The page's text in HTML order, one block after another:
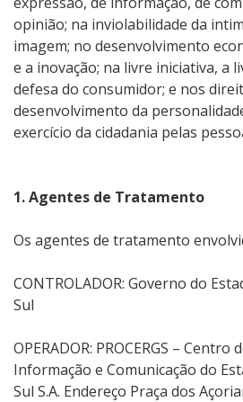
opinião; na inviolabilidade da
imagem; no desenvolvimento
e a inovação; na livre iniciativa, a
defesa do consumidor; e nos
desenvolvimento da
exercício da cidadania pelas
1. Agentes de Tratamento
Os agentes de tratamento
CONTROLADOR: Governo do
Sul
OPERADOR: PROCERGS –
Informação e Comunicação do
Sul S.A. Endereço Praça dos